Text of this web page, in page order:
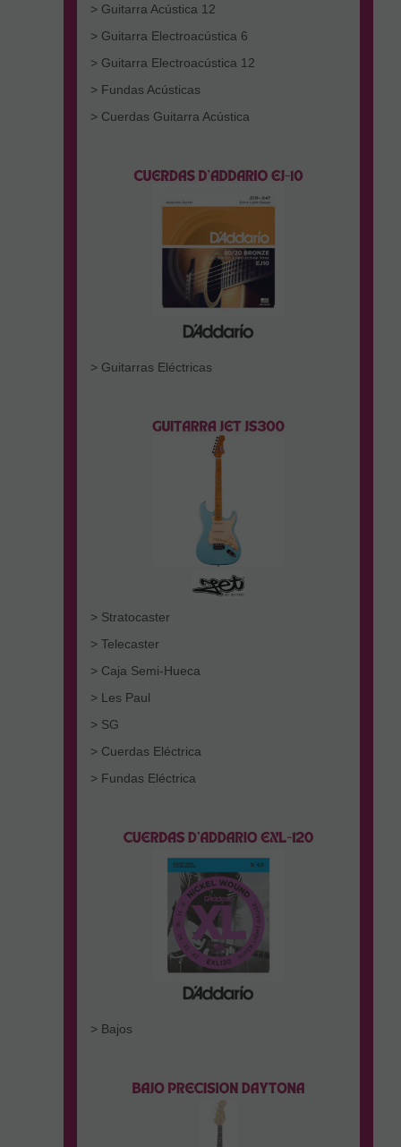
> Guitarra Acústica 12
> Guitarra Electroacústica 6
> Guitarra Electroacústica 12
> Fundas Acústicas
> Cuerdas Guitarra Acústica
> Guitarras Eléctricas
> Stratocaster
> Telecaster
> Caja Semi-Hueca
> Les Paul
> SG
> Cuerdas Eléctrica
> Fundas Eléctrica
> Bajos